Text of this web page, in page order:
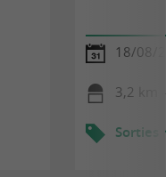
18/08/
3,2 km
Sorties